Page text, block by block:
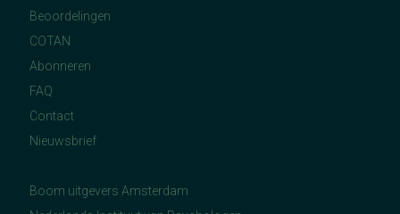
Beoordelingen
COTAN
Abonneren
FAQ
Contact
Nieuwsbrief
Boom uitgevers Amsterdam